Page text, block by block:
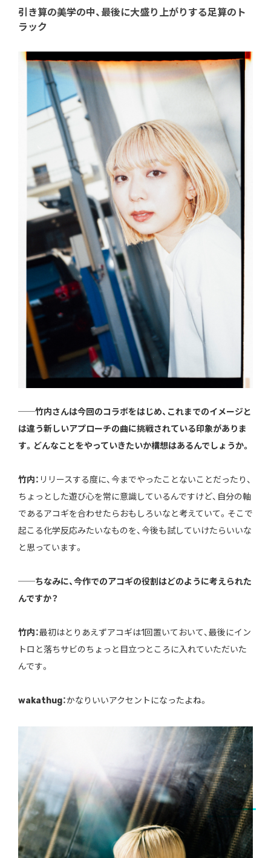
引き算の美学の中、最後に大盛り上がりする足算のト
ラック
──竹内さんは今回のコラボをはじめ、これまでのイメージと
は違う新しいアプローチの曲に挑戦されている印象がありま
す。どんなことをやっていきたいか構想はあるんでしょうか。
竹内： リリースする度に、今までやったことないことだったり、
ちょっとした遊び心を常に意識しているんですけど、自分の軸
であるアコギを合わせたらおもしろいなと考えていて。そこで
起こる化学反応みたいなものを、今後も試していけたらいいな
と思っています。
──ちなみに、今作でのアコギの役割はどのように考えられた
んですか？
竹内：最初はとりあえずアコギは1回置いておいて、最後にイン
トロと落ちサビのちょっと目立つところに入れていただいた
んです。
wakathug：かなりいいアクセントになったよね。